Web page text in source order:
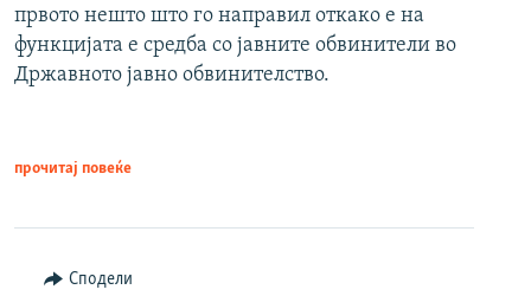
првото нешто што го направил откако е на
функцијата е средба со јавните обвинители во
Државното јавно обвинителство.
прочитај повеќе
Сподели